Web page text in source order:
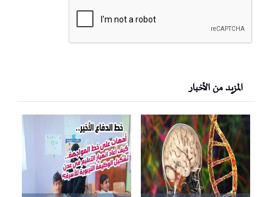
المزيد من الأخبار